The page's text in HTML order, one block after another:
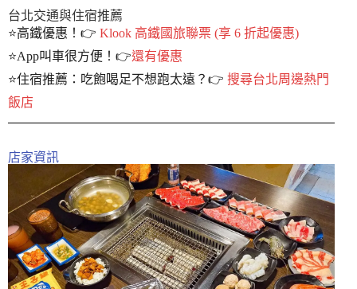
台北交通與住宿推薦
⭐️高鐵優惠！👉 Klook 高鐵國旅聯票 (享 6 折起優惠)
⭐️App叫車很方便！👉還有優惠
⭐️住宿推薦：吃飽喝足不想跑太遠？👉 搜尋台北周邊熱門
飯店
店家資訊